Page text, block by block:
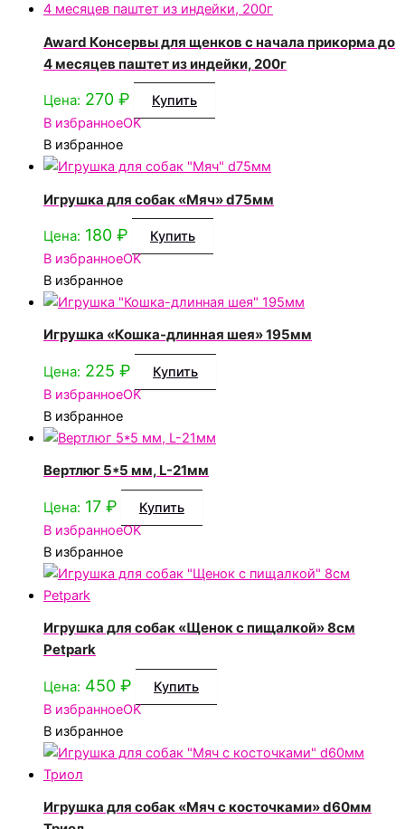
Award Консервы для щенков с начала прикорма до
4 месяцев паштет из индейки, 200г
Цена: 270 ₽
Купить
В избранноеOK
В избранное
Игрушка для собак «Мяч» d75мм
Цена: 180 ₽
Купить
В избранноеOK
В избранное
Игрушка «Кошка-длинная шея» 195мм
Цена: 225 ₽
Купить
В избранноеOK
В избранное
Вертлюг 5*5 мм, L-21мм
Цена: 17 ₽
Купить
В избранноеOK
В избранное
Игрушка для собак «Щенок с пищалкой» 8см
Petpark
Цена: 450 ₽
Купить
В избранноеOK
В избранное
Игрушка для собак «Мяч с косточками» d60мм